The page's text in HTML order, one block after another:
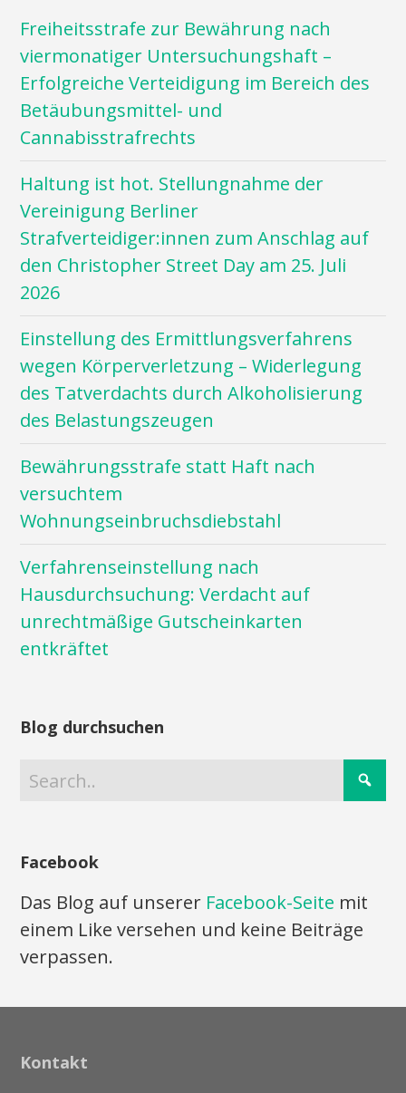
Freiheitsstrafe zur Bewährung nach
viermonatiger Untersuchungshaft –
Erfolgreiche Verteidigung im Bereich des
Betäubungsmittel- und
Cannabisstrafrechts
Haltung ist hot. Stellungnahme der
Vereinigung Berliner
Strafverteidiger:innen zum Anschlag auf
den Christopher Street Day am 25. Juli
2026
Einstellung des Ermittlungsverfahrens
wegen Körperverletzung – Widerlegung
des Tatverdachts durch Alkoholisierung
des Belastungszeugen
Bewährungsstrafe statt Haft nach
versuchtem
Wohnungseinbruchsdiebstahl
Verfahrenseinstellung nach
Hausdurchsuchung: Verdacht auf
unrechtmäßige Gutscheinkarten
entkräftet
Blog durchsuchen
Facebook
Das Blog auf unserer Facebook-Seite mit
einem Like versehen und keine Beiträge
verpassen.
Kontakt